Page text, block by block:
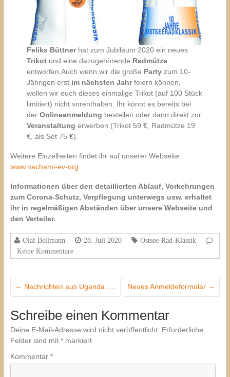
Feliks Büttnerhat zum Jubiläum 2020 ein neues
Trikot und eine dazugehörende Radmütze
entworfen.Auch wenn wir die große Party zum 10-
Jährigen erst im nächsten Jahrfeiern können,
wollen wir euch dieses einmalige Trikot (auf 100 Stück
limitiert) nicht vorenthalten. Ihr könnt es bereits bei
derOnlineanmeldung bestellen oder dann direkt zur
Veranstaltung erwerben (Trikot 59 €, Radmütze 19
€, als Set 75 €).
Weitere Einzelheiten findet ihr auf unserer Webseite:
www.nachami-ev-org.
Informationen über den detaillierten Ablauf, Vorkehrungen
zum Corona-Schutz, Verpflegung unterwegs usw. erhaltet
ihr in regelmäßigen Abständen über unsere Webseite und
den Verteiler.
Olaf Bellmann 28. Juli 2020
Ostsee-Rad-Klassik
Keine Kommentare
← Nachrichten aus Uganda….. Neues Anmeldeformular →
Schreibe einen Kommentar
Deine E-Mail-Adresse wird nicht veröffentlicht. Erforderliche
Felder sind mit *markiert
Kommentar *